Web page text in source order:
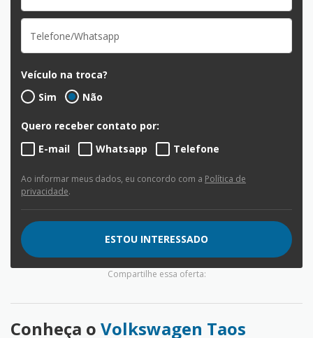
Veículo na troca?
Sim
Não
Quero receber contato por:
E-mail
Whatsapp Telefone
Ao informar meus dados, eu concordo com a Política de
privacidade.
ESTOU INTERESSADO
Compartilhe essa oferta:
Conheça o Volkswagen Taos